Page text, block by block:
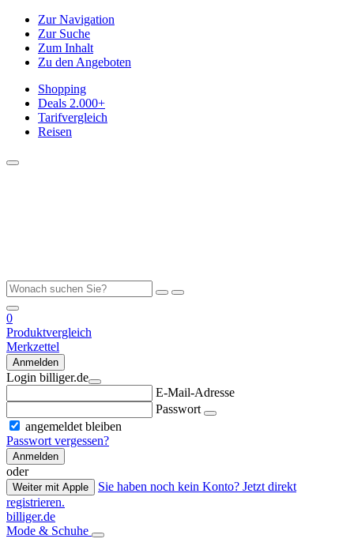
Zur Navigation
Zur Suche
Zum Inhalt
Zu den Angeboten
Shopping
Deals 2.000+
Tarifvergleich
Reisen
0
Produktvergleich
Merkzettel
Anmelden
Login billiger.de
E-Mail-Adresse
Passwort
angemeldet bleiben
Passwort vergessen?
Anmelden
oder
Weiter mit Apple
Sie haben noch kein Konto? Jetzt direkt
registrieren.
billiger.de
Mode & Schuhe